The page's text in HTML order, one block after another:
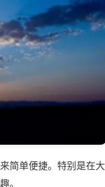
简单便捷。特别是在大
。